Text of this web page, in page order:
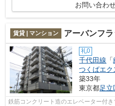
お問い合わ
賃貸 | マンション アーバンフ
礼0
千代田線 「
つくばエク
築33年
東京都足立
鉄筋コンクリート造のエレベーター付き